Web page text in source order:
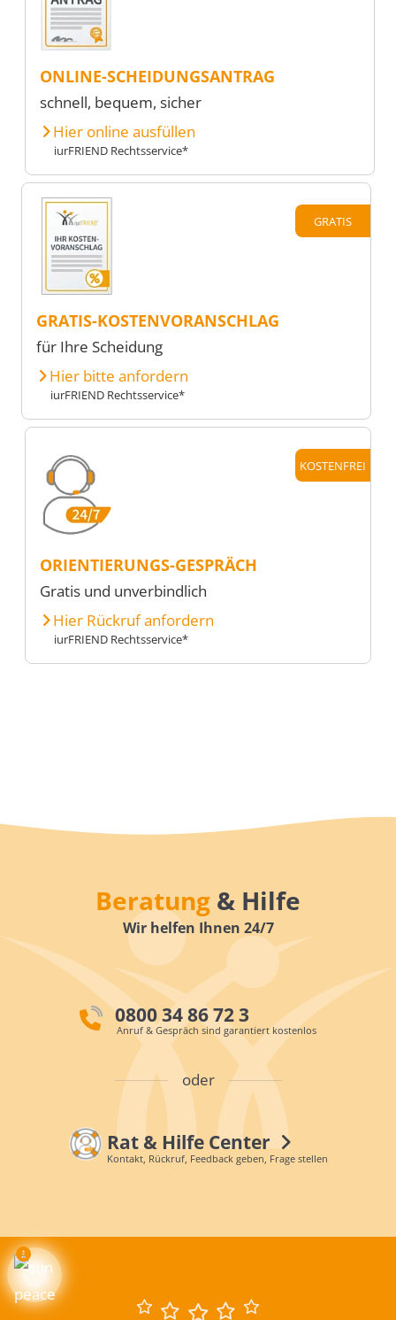
ONLINE-SCHEIDUNGSANTRAG
schnell, bequem, sicher
Hier online ausfüllen
iurFRIEND Rechtsservice*
GRATIS
GRATIS-KOSTENVORANSCHLAG
für Ihre Scheidung
Hier bitte anfordern
iurFRIEND Rechtsservice*
KOSTENFREI
ORIENTIERUNGS-GESPRÄCH
Gratis und unverbindlich
Hier Rückruf anfordern
iurFRIEND Rechtsservice*
Beratung & Hilfe
Wir helfen Ihnen 24/7
0800 34 86 72 3
Anruf & Gespräch sind garantiert kostenlos
oder
Rat & Hilfe Center
Kontakt, Rückruf, Feedback geben, Frage stellen